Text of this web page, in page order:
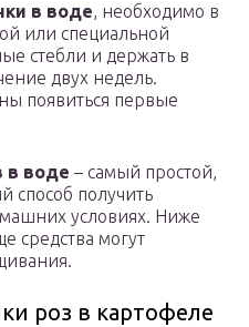
в воде, необходимо в
или специальной
стебли и держать в
двух недель.
появиться первые
в воде – самый простой,
способ получить
условиях. Ниже
средства могут
роз в картофеле